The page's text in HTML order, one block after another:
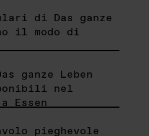
di Das ganze
il modo di
ganze Leben
nel
Essen
pieghevole